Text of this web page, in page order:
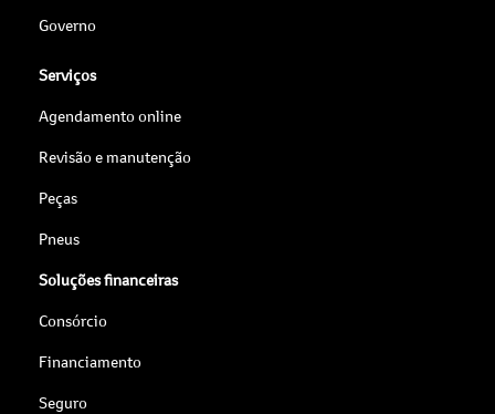
Governo
Serviços
Agendamento online
Revisão e manutenção
Peças
Pneus
Soluções financeiras
Consórcio
Financiamento
Seguro